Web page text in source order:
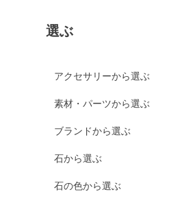
選ぶ
アクセサリーから選ぶ
素材・パーツから選ぶ
ブランドから選ぶ
石から選ぶ
石の色から選ぶ